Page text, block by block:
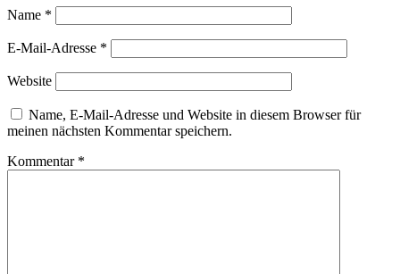
Name *
E-Mail-Adresse *
Website
Name, E-Mail-Adresse und Website in diesem Browser für
meinen nächsten Kommentar speichern.
Kommentar *